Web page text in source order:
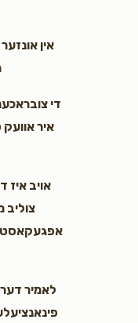
אין
די
איר אוועק
אויב איז
צוליב
אפגעקאסט א
לאמיר